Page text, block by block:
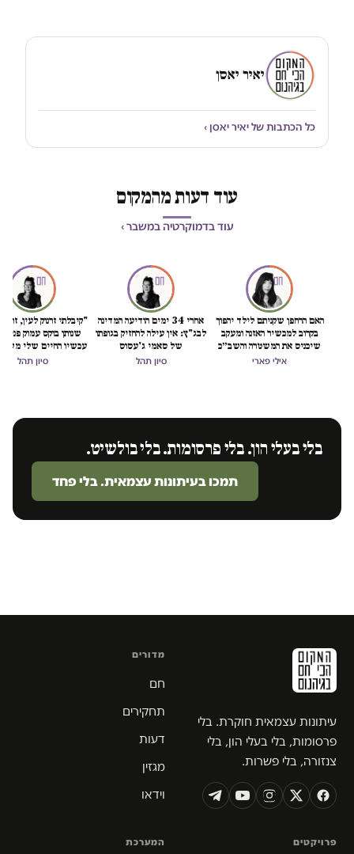
יאיר יאסן
כל הכתבות של יאיר יאסן ›
עוד דעות מהמקום
עוד בדמוקרטיה במשבר ›
האם הרחפן שקניתם לילד יהפוך
בקרוב למכשיר האזנה ומעקב
שיכניס את המשטרה והשב״כ
לתוך הסלון (והמחשב) שלכם?
אילי פארי
אחרי 34 ימים הודיעה המדינה
לבג"ץ: אין עילה להחזיק בגופתו
של סאמי ג'עסוס
סיון תהל
"קיבלתי זרנוק לעין, זה
שנותן בוקס עמוק
עכשיו החיים שלי
סיון תהל
בלי בעלי הון. בלי פרסומות. בלי בולשיט.
תמכו בעיתונות עצמאית. בלי פחד
עיתונות עצמאית חוקרת. בלי
פרסומות, בלי בעלי הון, בלי
צנזורה, בלי פשרות.
מדורים
חם
תחקירים
דעות
מגזין
וידאו
פרויקטים המערכת